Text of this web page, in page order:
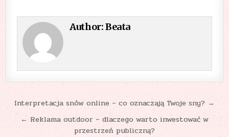
Author:Beata
Nawigacja
wpisu
Interpretacja snów online – co oznaczają Twoje sny? →
← Reklama outdoor – dlaczego warto inwestować w
przestrzeń publiczną?